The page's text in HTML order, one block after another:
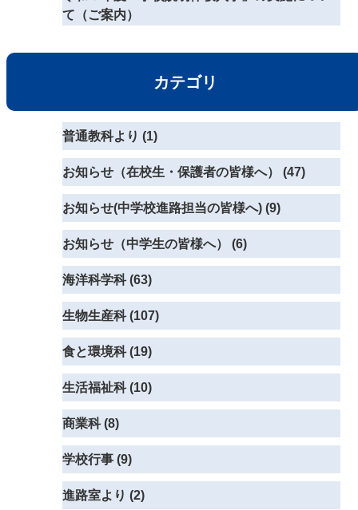
て（ご案内）
カテゴリ
普通教科より (1)
お知らせ（在校生・保護者の皆様へ） (47)
お知らせ(中学校進路担当の皆様へ) (9)
お知らせ（中学生の皆様へ） (6)
海洋科学科 (63)
生物生産科 (107)
食と環境科 (19)
生活福祉科 (10)
商業科 (8)
学校行事 (9)
進路室より (2)